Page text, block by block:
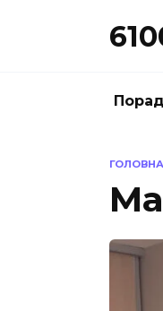
ГОЛОВНА